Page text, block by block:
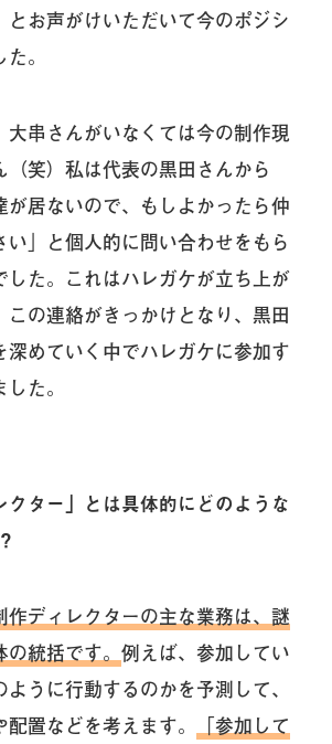
とお声がけいただいて今のポジシ
。
大串さんがいなくては今の制作現
（笑）私は代表の黒田さんから
が居ないので、もしよかったら仲
い」と個人的に問い合わせをもら
した。これはハレガケが立ち上が
この連絡がきっかけとなり、黒田
深めていく中でハレガケに参加す
た。
ター」とは具体的にどのような
作ディレクターの主な業務は、謎
統括です。 例えば、参加してい
うに行動するのかを予測して、
置などを考えます。
「参加して